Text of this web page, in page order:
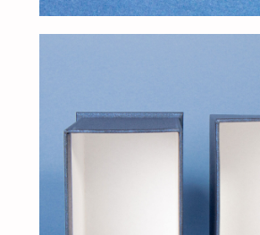
уникальность вашей продукции. Наши
специалисты готовы ответить на все вопросы и
предложить решения, соответствующие вашим
МЫ ПОДБЕРЕМ ДЛЯ ВАС
ИДЕАЛЬНОЕ РЕШЕНИЕ